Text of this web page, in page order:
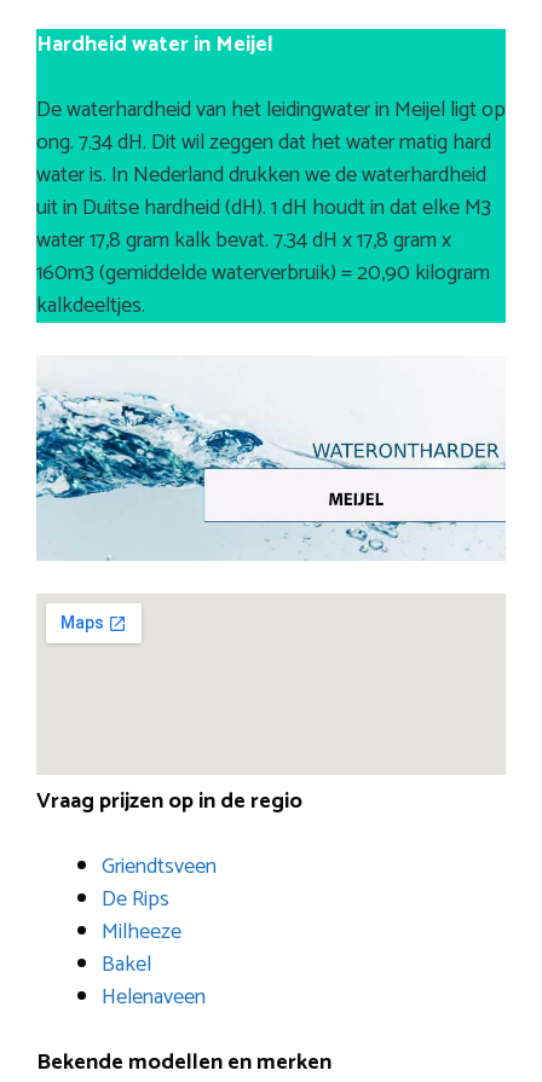
Hardheid water in Meijel
De waterhardheid van het leidingwater in Meijel ligt op
ong. 7.34 dH. Dit wil zeggen dat het water matig hard
water is. In Nederland drukken we de waterhardheid
uit in Duitse hardheid (dH). 1 dH houdt in dat elke M3
water 17,8 gram kalk bevat. 7.34 dH x 17,8 gram x
160m3 (gemiddelde waterverbruik) = 20,90 kilogram
kalkdeeltjes.
Vraag prijzen op in de regio
Griendtsveen
De Rips
Milheeze
Bakel
Helenaveen
Bekende modellen en merken